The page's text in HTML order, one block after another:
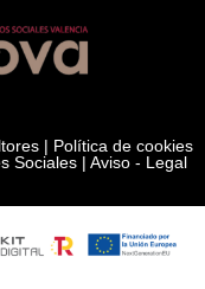
| Política de cookies
Sociales| Aviso - Legal